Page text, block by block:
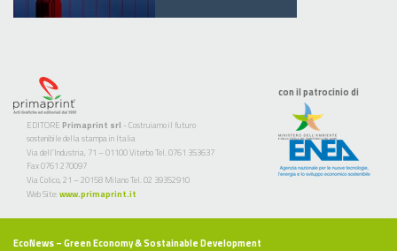
EDITORE Primaprint srl - Costruiamo il futuro
sostenibile della stampa in Italia
Via dell’Industria, 71 – 01100 Viterbo Tel. 0761 353637
Fax 0761 270097
Via Colico, 21 – 20158 Milano Tel. 02 39352910
Web Site: www.primaprint.it
con il patrocinio di
EcoNews– Green Economy & Sostainable Development